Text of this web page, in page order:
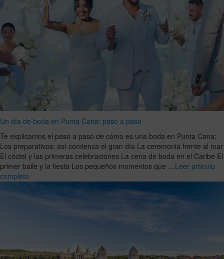
Un día de boda en Punta Cana: paso a paso
Te explicamos el paso a paso de cómo es una boda en Punta Cana:
Los preparativos: así comienza el gran día La ceremonia frente al mar
El cóctel y las primeras celebraciones La cena de boda en el Caribe El
primer baile y la fiesta Los pequeños momentos que …Leer artículo
completo